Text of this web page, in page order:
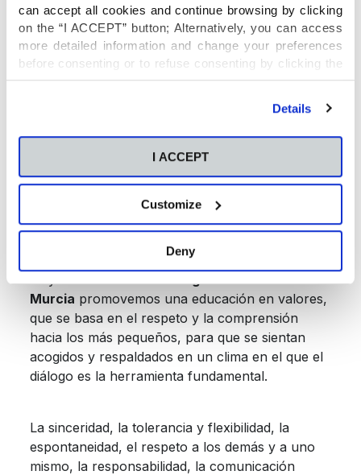
can accept all cookies and continue browsing by clicking
on the “I ACCEPT” button; Alternatively, you can access
more detailed information and change your preferences
before consenting or to refuse consenting by clicking the
"Personalize" button. For more information you can visit
Details
I ACCEPT
Customize
Deny
Tras esta investigación, Arno Stern puso los
cimientos de laSemiología de la expresión, que
concepto que da vida a la educación positiva: “
te
Padre e hijo dialogan la teoría de la Formulación
y ponen sobre la mesa un concepto vital: la
confianza. Generar un ambiente de confianza
se puedan expresar con libertad, mostrándose
Murcia promovemos una educación en valores,
que se basa en el respeto y la comprensión
hacia los más pequeños, para que se sientan
acogidos y respaldados en un clima en el que el
diálogo es la herramienta fundamental.
La sinceridad, la tolerancia y flexibilidad, la
espontaneidad, el respeto a los demás y a uno
mismo, la responsabilidad, la comunicación